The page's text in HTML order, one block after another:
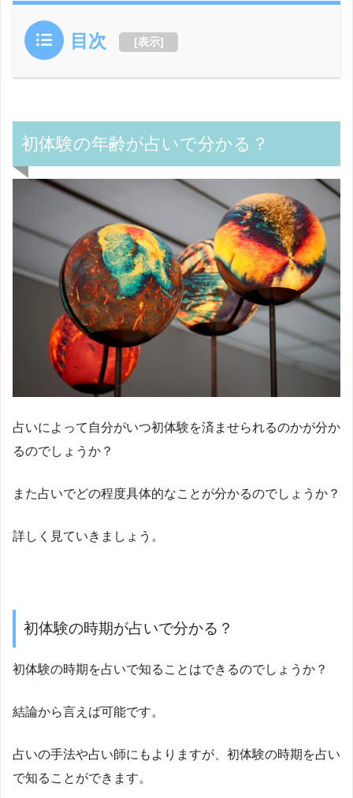
目次 [表示]
初体験の年齢が占いで分かる？
占いによって自分がいつ初体験を済ませられるのかが分か
るのでしょうか？
また占いでどの程度具体的なことが分かるのでしょうか？
詳しく見ていきましょう。
初体験の時期が占いで分かる？
初体験の時期を占いで知ることはできるのでしょうか？
結論から言えば可能です。
占いの手法や占い師にもよりますが、初体験の時期を占い
で知ることができます。